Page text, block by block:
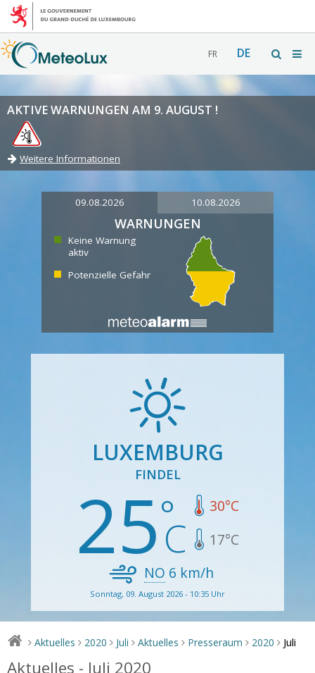
FR DE
AKTIVE WARNUNGEN AM 9. AUGUST !
Weitere Informationen
09.08.2026 10.08.2026
WARNUNGEN
Keine Warnung
aktiv
Potenzielle Gefahr
LUXEMBURG
FINDEL
25 30°C
17°C
NO 6 km/h
Sonntag, 09. August 2026 - 10:35 Uhr
> Aktuelles > 2020 > Juli > Aktuelles > Presseraum > 2020 > Juli
Aktuelles - Juli 2020